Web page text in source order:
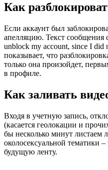
Как
Если аккаунт был
апелляцию. Текст
unblock my account, since I
показывает, что
только она произойдет,
в профиле.
Как заливать
Входя в учетную запись,
(касается геолокации и
бы несколько минут листаем
околосексуальной тематики
будущую ленту.